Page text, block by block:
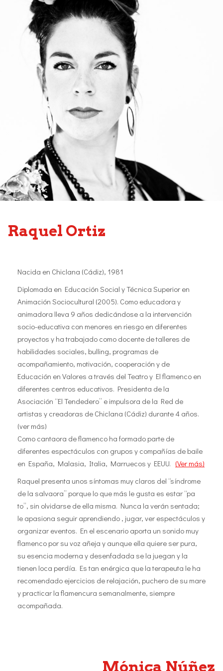
Raquel Ortiz
Nacida en Chiclana (Cádiz), 1981
Diplomada en Educación Social y Técnica Superior en
Animación Sociocultural (2005). Como educadora y
animadora lleva 9 años dedicándose a la intervención
socio-educativa con menores en riesgo en diferentes
proyectos y ha trabajado como docente de talleres de
habilidades sociales, bulling, programas de
acompañamiento, motivación, cooperación y de
Educación en Valores a través del Teatro y El flamenco en
diferentes centros educativos. Presidenta de la
Asociación “El Tendedero” e impulsora de la Red de
artistas y creadoras de Chiclana (Cádiz) durante 4 años.
(ver más)
Como cantaora de flamenco ha formado parte de
diferentes espectáculos con grupos y compañías de baile
en España, Malasia, Italia, Marruecos y EEUU. (Ver más)
Raquel presenta unos síntomas muy claros del “síndrome
de la salvaora” porque lo que más le gusta es estar “pa
to”, sin olvidarse de ella misma. Nunca la verán sentada;
le apasiona seguir aprendiendo , jugar, ver espectáculos y
organizar eventos. En el escenario aporta un sonido muy
flamenco por su voz añeja y aunque ella quiere ser pura,
su esencia moderna y desenfadada se la juegan y la
tienen loca perdía. Es tan enérgica que la terapeuta le ha
recomendado ejercicios de relajación, puchero de su mare
y practicar la flamencura semanalmente, siempre
acompañada.
Mónica Núñez